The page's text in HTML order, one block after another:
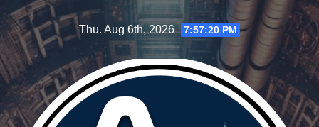
Skip
to
content
Thu. Aug 6th, 2026 7:57:21 PM